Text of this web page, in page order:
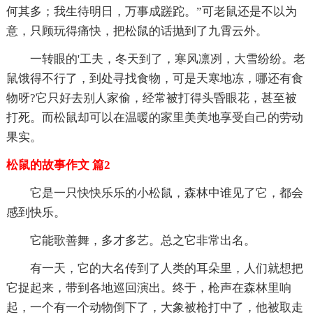
何其多；我生待明日，万事成蹉跎。”可老鼠还是不以为
意，只顾玩得痛快，把松鼠的话抛到了九霄云外。
一转眼的'工夫，冬天到了，寒风凛冽，大雪纷纷。老
鼠饿得不行了，到处寻找食物，可是天寒地冻，哪还有食
物呀?它只好去别人家偷，经常被打得头昏眼花，甚至被
打死。而松鼠却可以在温暖的家里美美地享受自己的劳动
果实。
松鼠的故事作文 篇2
它是一只快快乐乐的小松鼠，森林中谁见了它，都会
感到快乐。
它能歌善舞，多才多艺。总之它非常出名。
有一天，它的大名传到了人类的耳朵里，人们就想把
它捉起来，带到各地巡回演出。终于，枪声在森林里响
起，一个有一个动物倒下了，大象被枪打中了，他被取走